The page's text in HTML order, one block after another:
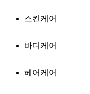
스킨케어
바디케어
헤어케어